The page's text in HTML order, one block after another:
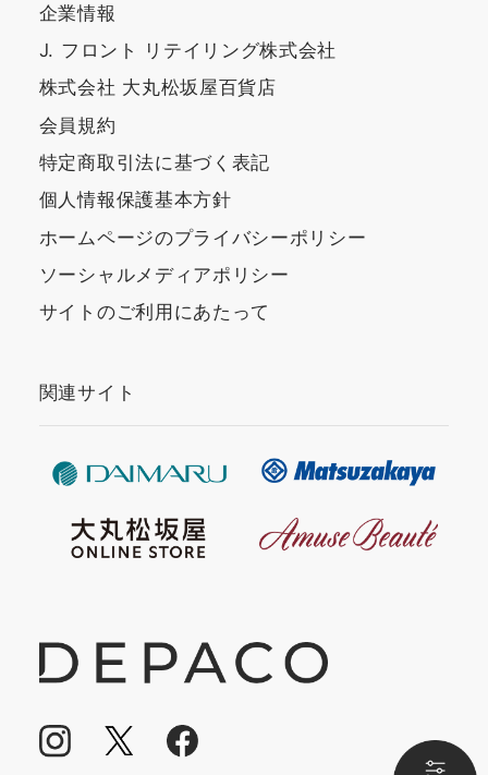
企業情報
J. フロント リテイリング株式会社
株式会社 大丸松坂屋百貨店
会員規約
特定商取引法に基づく表記
個人情報保護基本方針
ホームページのプライバシーポリシー
ソーシャルメディアポリシー
サイトのご利用にあたって
関連サイト